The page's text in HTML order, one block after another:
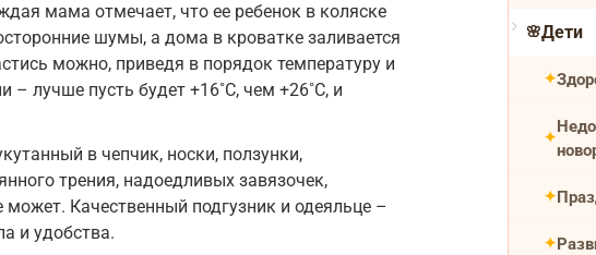
мама отмечает, что ее ребенок в коляске
шумы, а дома в кроватке заливается
можно, приведя в порядок температуру и
лучше пусть будет +16˚C, чем +26˚C, и
в чепчик, носки, ползунки,
трения, надоедливых завязочек,
может. Качественный подгузник и одеяльце –
и удобства.
Дети